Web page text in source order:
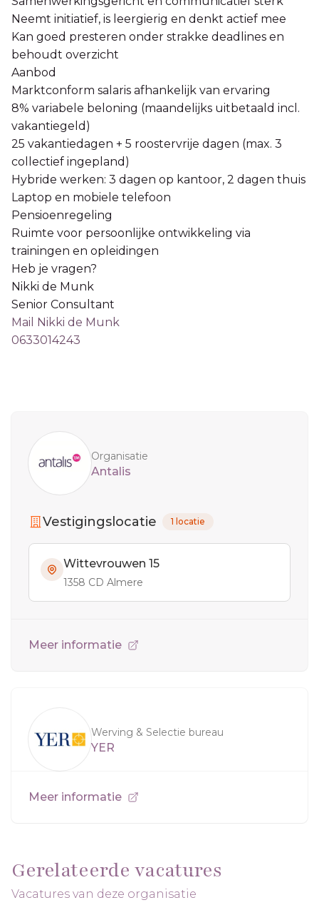
Neemt initiatief, is leergierig en denkt actief mee
Kan goed presteren onder strakke deadlines en
behoudt overzicht
Aanbod
Marktconform salaris afhankelijk van ervaring
8% variabele beloning (maandelijks uitbetaald incl.
vakantiegeld)
25 vakantiedagen + 5 roostervrije dagen (max. 3
collectief ingepland)
Hybride werken: 3 dagen op kantoor, 2 dagen thuis
Laptop en mobiele telefoon
Pensioenregeling
Ruimte voor persoonlijke ontwikkeling via
trainingen en opleidingen
Heb je vragen?
Nikki de Munk
Senior Consultant
Mail Nikki de Munk
0633014243
Organisatie
Antalis
Vestigingslocatie 1 locatie
Wittevrouwen 15
1358 CD Almere
Meer informatie
Werving & Selectie bureau
YER
Meer informatie
Gerelateerde vacatures
Vacatures van deze organisatie